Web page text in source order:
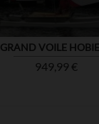
GRAND VOILE
Prix
949,99 €